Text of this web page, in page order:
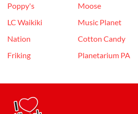
Poppy's
LC Waikiki
Nation
Friking
Moose
Music Planet
Cotton Candy
Planetarium PA